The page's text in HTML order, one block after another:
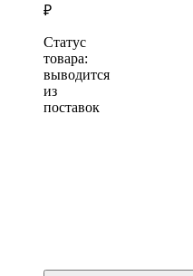
₽
Статус
товара:
выводится
из
поставок